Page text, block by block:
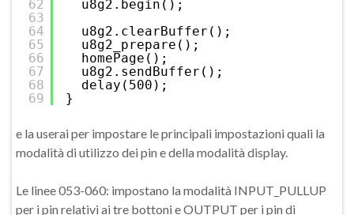
62
63
64
65
66
67
68
69
u8g2.begin();
u8g2.clearBuffer();
u8g2_prepare();
homePage();
u8g2.sendBuffer();
delay(500);
}
e la userai per impostare le principali impostazioni quali la
modalità di utilizzo dei pin e della modalità display.
Le linee 053-060: impostano la modalità INPUT_PULLUP
per i pin relativi ai tre bottoni e OUTPUT per i pin di